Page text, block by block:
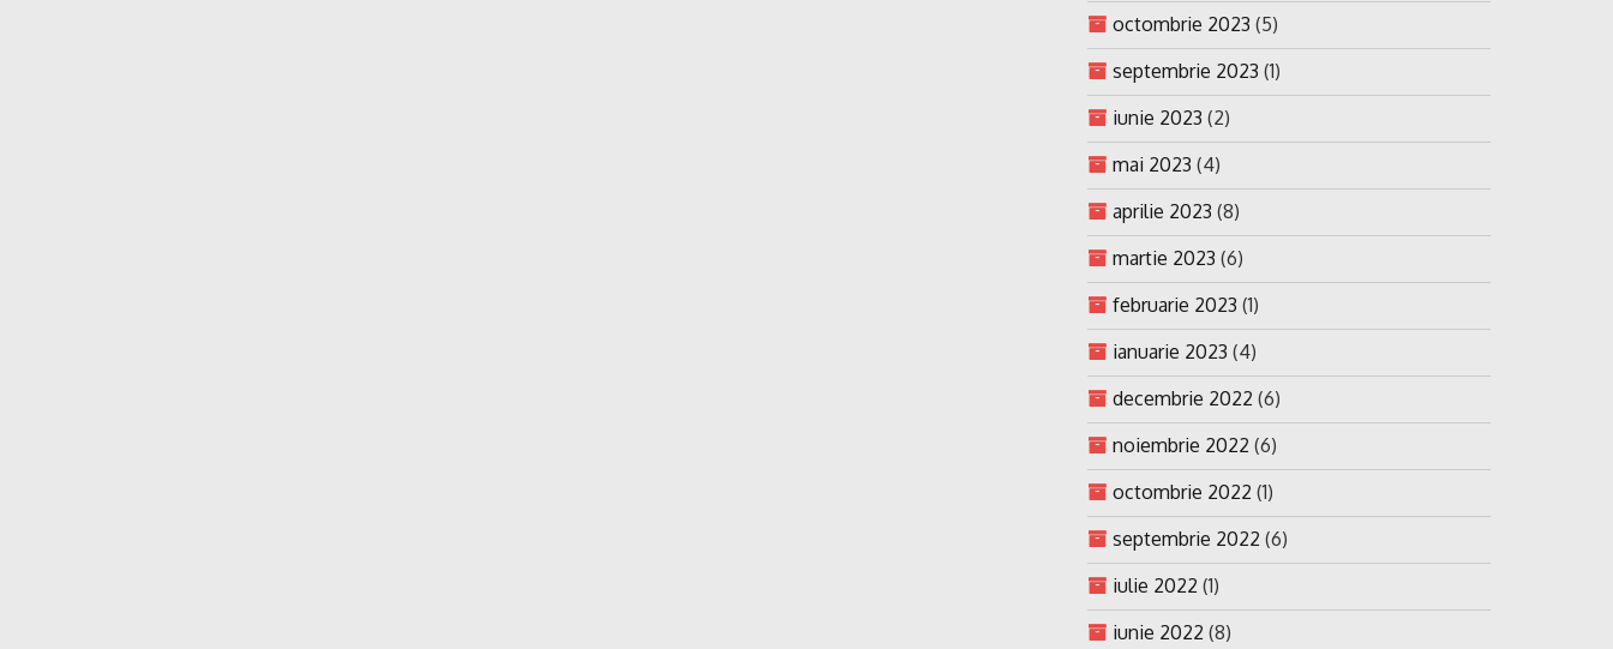
octombrie 2023 (5)
septembrie 2023 (1)
iunie 2023 (2)
mai 2023 (4)
aprilie 2023 (8)
martie 2023 (6)
februarie 2023 (1)
ianuarie 2023 (4)
decembrie 2022 (6)
noiembrie 2022 (6)
octombrie 2022 (1)
septembrie 2022 (6)
iulie 2022 (1)
iunie 2022 (8)